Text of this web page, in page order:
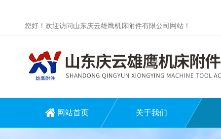
您好！欢迎访问山东庆云雄鹰机床附件有限公司网站！
网站首页 关于我们